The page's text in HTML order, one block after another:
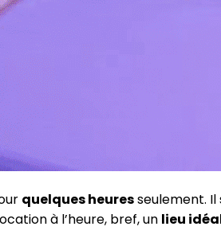
quelques heuresseulement. Il
à l’heure, bref, un lieu